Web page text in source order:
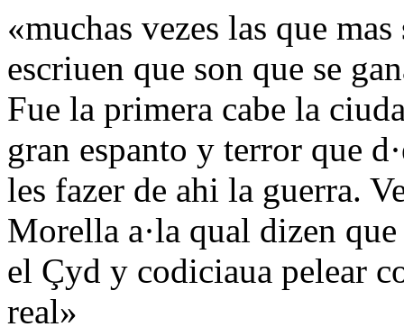
«muchas vezes las que
escriuen que son que se
Fue la primera cabe la
gran espanto y terror que
les fazer de ahi la guerra.
Morella a·la qual dizen
el Çyd y codiciaua pelear
real»